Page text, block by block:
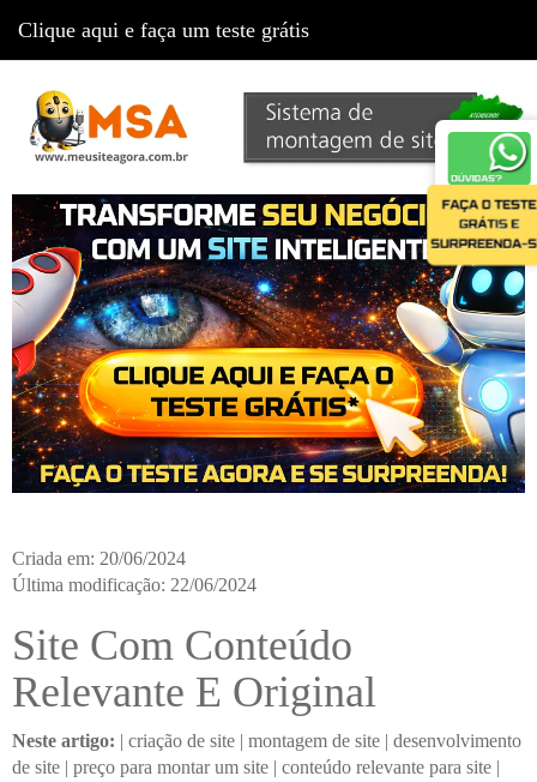
Criada em: 20/06/2024
Última modificação: 22/06/2024
Site Com Conteúdo
Relevante E Original
Neste artigo: | criação de site | montagem de site | desenvolvimento
de site | preço para montar um site | conteúdo relevante para site |
Clique aqui e faça um teste grátis